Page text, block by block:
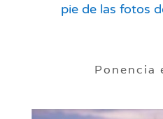
pie de las fotos
Ponencia